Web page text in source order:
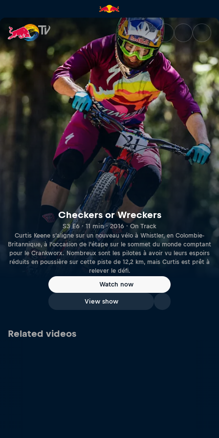
Checkers or Wreckers | Red
Checkers or Wreckers
S3 E6 · 11 min · 2016 · On Track
Curtis Keene s’aligne sur un nouveau vélo à Whistler, en Colombie-
Britannique, à l’occasion de l’étape sur le sommet du monde comptant
pour le Crankworx. Nombreux sont les pilotes à avoir vu leurs espoirs
réduits en poussière sur cette piste de 12,2 km, mais Curtis est prêt à
relever le défi.
Watch now
View show
Related videos